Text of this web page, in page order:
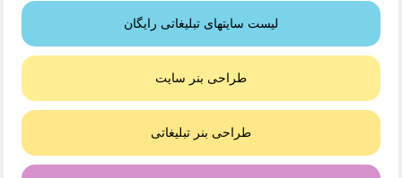
لیست سایتهای تبلیغاتی رایگان
طراحی بنر سایت
طراحی بنر تبلیغاتی